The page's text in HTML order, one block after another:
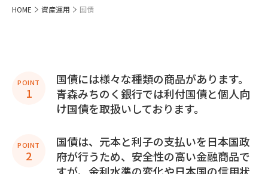
HOME 資産運用 国債
POINT
1
国債には様々な種類の商品があります。
青森みちのく銀行では利付国債と個人向
け国債を取扱いしております。
POINT
2
国債は、元本と利子の支払いを日本国政
府が行うため、安全性の高い金融商品で